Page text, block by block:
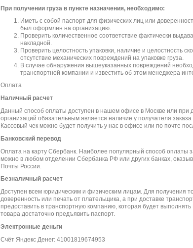
При получении груза в пункте назначения, необходимо:
Иметь с собой паспорт для физических лиц или
был оформлен на организацию.
Проверить количественное соответствие фактически
накладной.
Проверить целостность упаковки, наличие и целостность
отсутствие механических повреждений на упаковке груза.
В случае обнаружения вышеуказанных повреждений
транспортной компании и известить об этом менеджера
Оплата
Наличный расчет
Данный способ оплаты доступен в нашем офисе в Москве или при
организаций обязательным является наличие у получателя
Кассовый чек можно будет получить у нас в офисе или по почте
Банковский перевод
Оплата на карту Сбербанк. Наиболее популярный способ оплаты
можно в любом отделении Сбербанка РФ или других банках,
Почты России.
Безналичный расчет
Доступен всем юридическим и физическим лицам. Для получения
доверенность или печать от плательщика, а при доставке
предоставить в транспортную компанию, которая будет
товара достаточно предъявить паспорт.
Электронные деньги
Счёт Яндекс Денег: 41001819674953